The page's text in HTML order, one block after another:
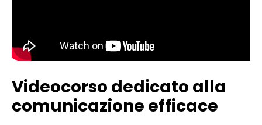
Videocorso dedicato alla
comunicazione efficace